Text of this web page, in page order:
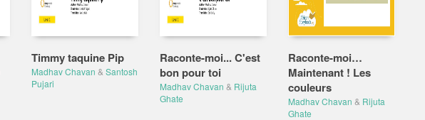
Timmy taquine Pip
Madhav Chavan & Santosh
Pujari
Raconte-moi... C'est
bon pour toi
Madhav Chavan & Rijuta
Ghate
Raconte-moi…
Maintenant ! Les
couleurs
Madhav Chavan & Rijuta
Ghate